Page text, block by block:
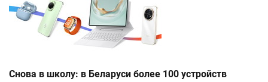
Снова в школу: в Беларуси более 100 устройств